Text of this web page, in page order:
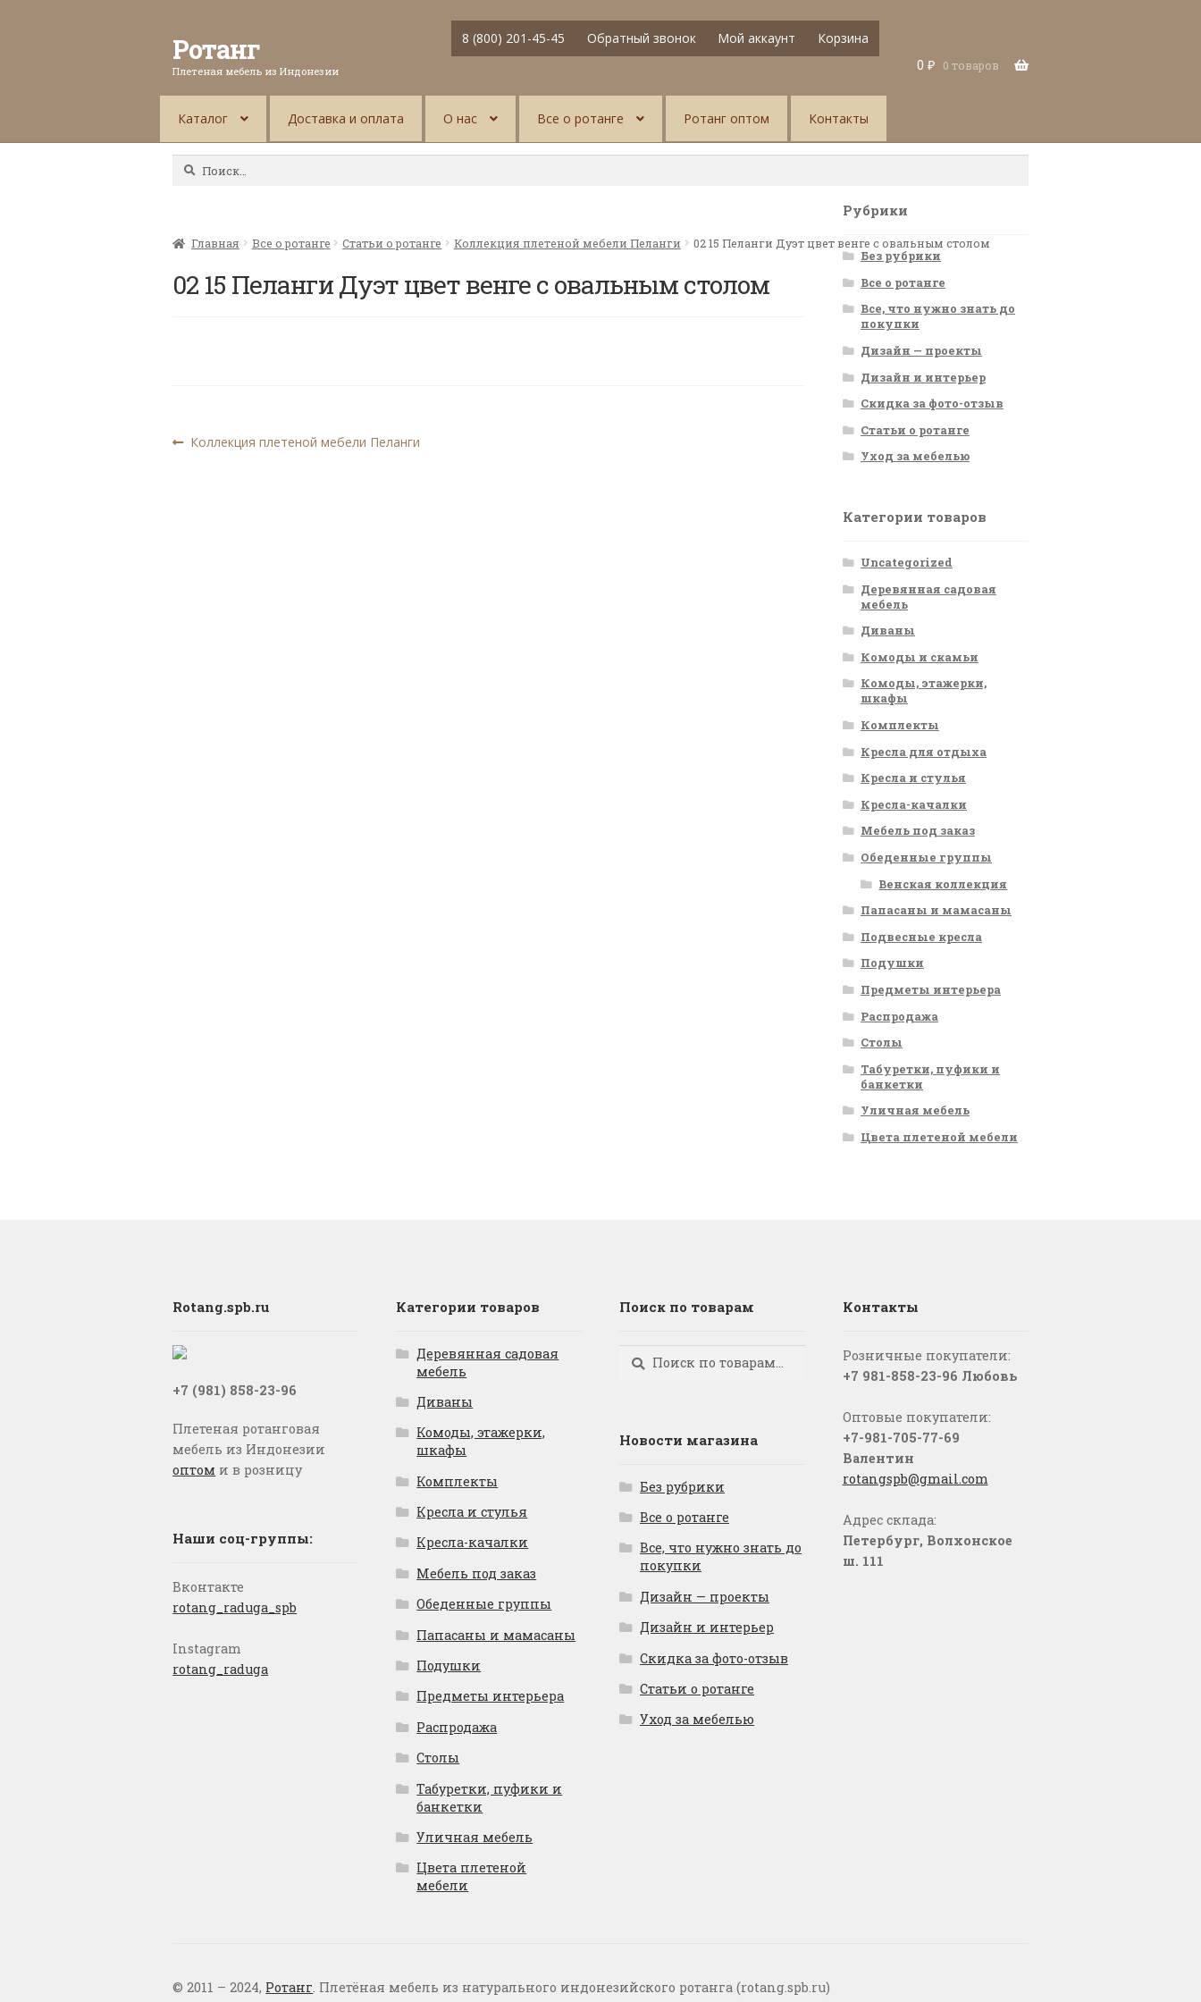
Ротанг
Плетеная мебель из Индонезии
8 (800) 201-45-45 Обратный звонок Мой аккаунт
Корзина
0 ₽ 0 товаров
Каталог Доставка и оплата О нас Все о ротанге Ротанг оптом Контакты
Найти:
Главная Все о ротанге Статьи о ротанге Коллекция плетеной мебели Пеланги 02 15 Пеланги Дуэт цвет венге с овальным столом
02 15 Пеланги Дуэт цвет венге с овальным столом
Навигация
Предыдущая
Коллекция плетеной мебели Пеланги
Рубрики
Без рубрики
Все о ротанге
Все, что нужно знать до
покупки
Дизайн — проекты
Дизайн и интерьер
Скидка за фото-отзыв
Статьи о ротанге
Уход за мебелью
Категории товаров
Uncategorized
Деревянная садовая
мебель
Диваны
Комоды и скамьи
Комоды, этажерки,
шкафы
Комплекты
Кресла для отдыха
Кресла и стулья
Кресла-качалки
Мебель под заказ
Обеденные группы
Венская коллекция
Папасаны и мамасаны
Подвесные кресла
Подушки
Предметы интерьера
Распродажа
Столы
Табуретки, пуфики и
банкетки
Уличная мебель
Цвета плетеной мебели
Rotang.spb.ru
+7 (981) 858-23-96
Плетеная ротанговая
мебель из Индонезии
оптом и в розницу
Наши соц-группы:
Вконтакте
rotang_raduga_spb
Instagram
rotang_raduga
Категории товаров
Деревянная садовая
мебель
Диваны
Комоды, этажерки,
шкафы
Комплекты
Кресла и стулья
Кресла-качалки
Мебель под заказ
Обеденные группы
Папасаны и мамасаны
Подушки
Предметы интерьера
Распродажа
Столы
Табуретки, пуфики и
банкетки
Уличная мебель
Цвета плетеной
мебели
Поиск по товарам
Искать:
Поиск
Новости магазина
Без рубрики
Все о ротанге
Все, что нужно знать до
покупки
Дизайн — проекты
Дизайн и интерьер
Скидка за фото-отзыв
Статьи о ротанге
Уход за мебелью
Контакты
Розничные покупатели:
+7 981-858-23-96 Любовь
Оптовые покупатели:
+7-981-705-77-69
Валентин
rotangspb@gmail.com
Адрес склада:
Петербург, Волхонское
ш. 111
© 2011 – 2024, Ротанг. Плетёная мебель из натурального индонезийского ротанга (rotang.spb.ru)